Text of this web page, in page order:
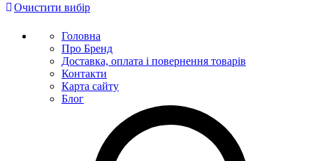
Очистити вибір
Головна
Про Бренд
Доставка, оплата і повернення товарів
Контакти
Карта сайту
Блог